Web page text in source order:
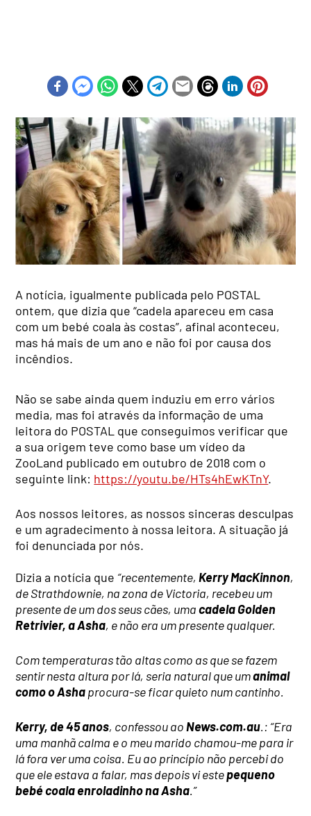
A notícia, igualmente publicada pelo POSTAL
ontem, que dizia que “cadela apareceu em casa
com um bebé coala às costas”, afinal aconteceu,
mas há mais de um ano e não foi por causa dos
incêndios.
Não se sabe ainda quem induziu em erro vários
media, mas foi através da informação de uma
leitora do POSTAL que conseguimos verificar que
a sua origem teve como base um vídeo da
ZooLand publicado em outubro de 2018 com o
seguinte link: https://youtu.be/HTs4hEwKTnY.
Aos nossos leitores, as nossos sinceras desculpas
e um agradecimento à nossa leitora. A situação já
foi denunciada por nós.
Dizia a notícia que “recentemente,Kerry MacKinnon,
de Strathdownie, na zona de Victoria, recebeu um
presente de um dos seus cães, umacadela Golden
Retrivier, a Asha, e não era um presente qualquer.
Com temperaturas tão altas como as que se fazem
sentir nesta altura por lá, seria natural que umanimal
como o Ashaprocura-se ficar quieto num cantinho.
Kerry, de 45 anos, confessou aoNews.com.au.: “Era
uma manhã calma e o meu marido chamou-me para ir
lá fora ver uma coisa. Eu ao princípio não percebi do
que ele estava a falar, mas depois vi estepequeno
bebé coala enroladinho na Asha.”